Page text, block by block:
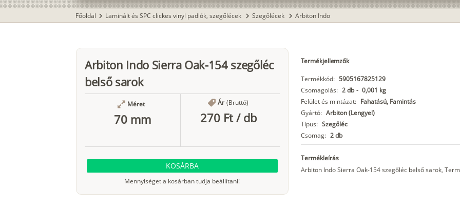
Főoldal chevron_right Laminált és SPC clickes vinyl padlók, szegőlécek chevron_right Szegőlécek chevron_right Arbiton Indo
Arbiton Indo Sierra Oak-154 szegőléc
belső sarok
Méret
70 mm
Ár (Bruttó)
270 Ft/ db
KOSÁRBA
Mennyiséget a kosárban tudja beállítani!
Termékjellemzők
Termékkód: 5905167825129
Csomagolás: 2 db - 0,001 kg
Felület és mintázat: Fahatású, Famintás
Gyártó: Arbiton (Lengyel)
Típus: Szegőléc
Csomag: 2 db
Termékleírás
Arbiton Indo Sierra Oak-154 szegőléc belső sarok,